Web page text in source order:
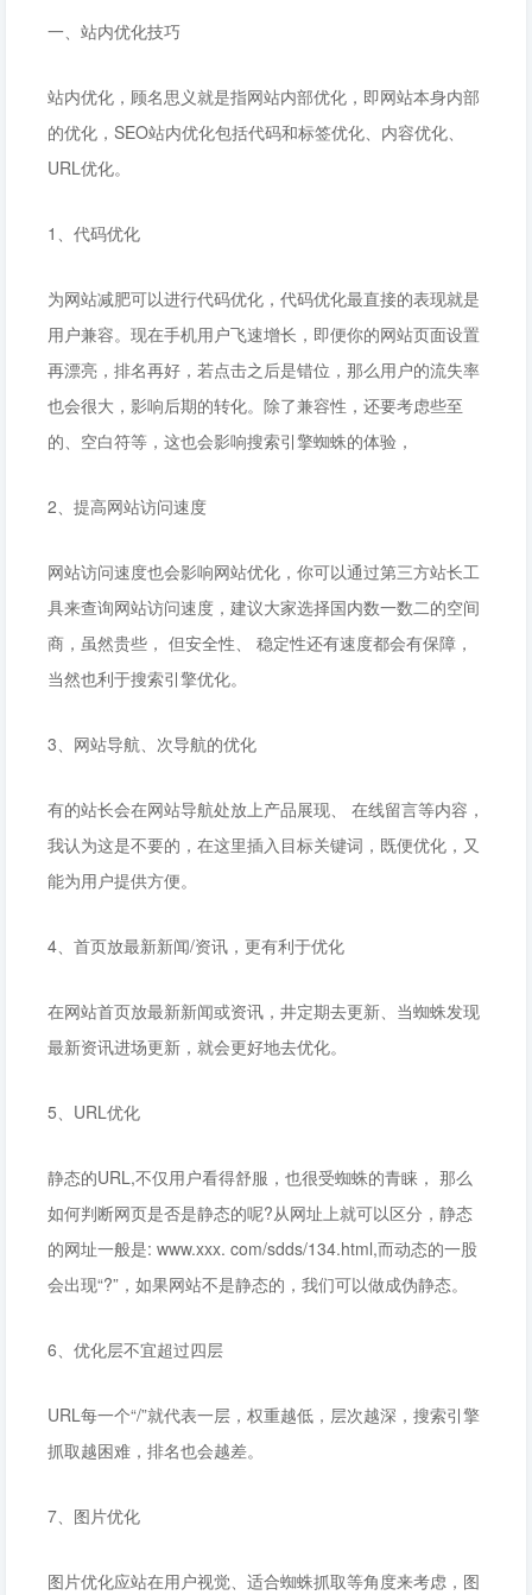
一、站内优化技巧
站内优化，顾名思义就是指网站内部优化，即网站本身内部
的优化，SEO站内优化包括代码和标签优化、内容优化、
URL优化。
1、代码优化
为网站减肥可以进行代码优化，代码优化最直接的表现就是
用户兼容。现在手机用户飞速增长，即便你的网站页面设置
再漂亮，排名再好，若点击之后是错位，那么用户的流失率
也会很大，影响后期的转化。除了兼容性，还要考虑些至
的、空白符等，这也会影响搜索引擎蜘蛛的体验，
2、提高网站访问速度
网站访问速度也会影响网站优化，你可以通过第三方站长工
具来查询网站访问速度，建议大家选择国内数一数二的空间
商，虽然贵些， 但安全性、 稳定性还有速度都会有保障，
当然也利于搜索引擎优化。
3、网站导航、次导航的优化
有的站长会在网站导航处放上产品展现、 在线留言等内容，
我认为这是不要的，在这里插入目标关键词，既便优化，又
能为用户提供方便。
4、首页放最新新闻/资讯，更有利于优化
在网站首页放最新新闻或资讯，井定期去更新、当蜘蛛发现
最新资讯进场更新，就会更好地去优化。
5、URL优化
静态的URL,不仅用户看得舒服，也很受蜘蛛的青睐， 那么
如何判断网页是否是静态的呢?从网址上就可以区分，静态
的网址一般是: www.xxx. com/sdds/134.html,而动态的一股
会出现“?”，如果网站不是静态的，我们可以做成伪静态。
6、优化层不宜超过四层
URL每一个“/”就代表一层，权重越低，层次越深，搜索引擎
抓取越困难，排名也会越差。
7、图片优化
图片优化应站在用户视觉、适合蜘蛛抓取等角度来考虑，图